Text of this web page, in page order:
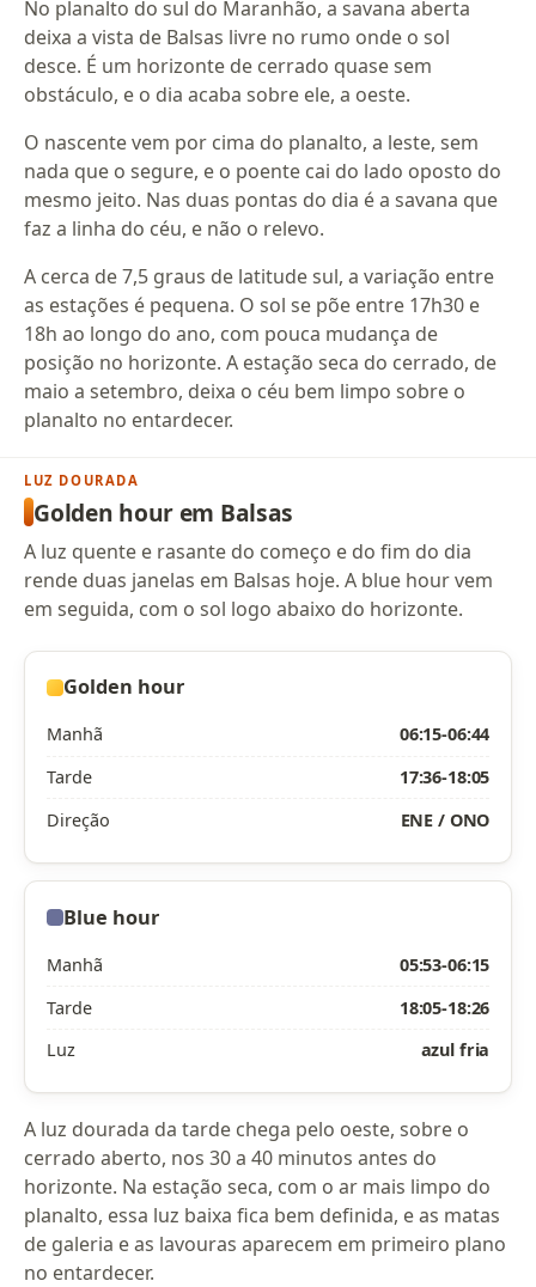
No planalto do sul do Maranhão, a savana aberta
deixa a vista de Balsas livre no rumo onde o sol
desce. É um horizonte de cerrado quase sem
obstáculo, e o dia acaba sobre ele, a oeste.
O nascente vem por cima do planalto, a leste, sem
nada que o segure, e o poente cai do lado oposto do
mesmo jeito. Nas duas pontas do dia é a savana que
faz a linha do céu, e não o relevo.
A cerca de 7,5 graus de latitude sul, a variação entre
as estações é pequena. O sol se põe entre 17h30 e
18h ao longo do ano, com pouca mudança de
posição no horizonte. A estação seca do cerrado, de
maio a setembro, deixa o céu bem limpo sobre o
planalto no entardecer.
LUZ DOURADA
Golden hour em Balsas
A luz quente e rasante do começo e do fim do dia
rende duas janelas em Balsas hoje. A blue hour vem
em seguida, com o sol logo abaixo do horizonte.
Golden hour
Manhã
06:15-06:44
Tarde
17:36-18:05
Direção
ENE / ONO
Blue hour
Manhã
05:53-06:15
Tarde
18:05-18:26
Luz
azul fria
A luz dourada da tarde chega pelo oeste, sobre o
cerrado aberto, nos 30 a 40 minutos antes do
horizonte. Na estação seca, com o ar mais limpo do
planalto, essa luz baixa fica bem definida, e as matas
de galeria e as lavouras aparecem em primeiro plano
no entardecer.